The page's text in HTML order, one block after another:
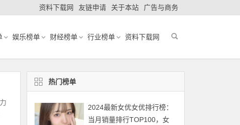
资料下载网 友链申请 关于本站 广告与商务
娱乐榜单 财经榜单 行业榜单 资料下载网
热门榜单
2024最新女优女优排行榜：
当月销量排行TOP100，女